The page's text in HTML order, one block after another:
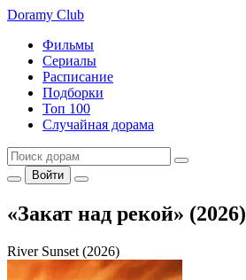
Doramy Club
Фильмы
Сериалы
Расписание
Подборки
Топ 100
Случайная дорама
Войти
«Закат над рекой» (2026)
River Sunset (2026)